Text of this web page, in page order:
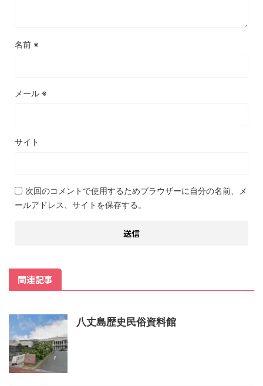
名前 ※
メール ※
サイト
次回のコメントで使用するためブラウザーに自分の名前、メ
ールアドレス、サイトを保存する。
関連記事
八丈島歴史民俗資料館